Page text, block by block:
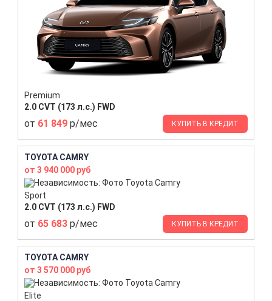
Premium
2.0 CVT (173 л.с.) FWD
от 61 849 р/мес КУПИТЬ В КРЕДИТ
TOYOTA CAMRY
от 3 940 000 руб
Sport
2.0 CVT (173 л.с.) FWD
от 65 683 р/мес КУПИТЬ В КРЕДИТ
TOYOTA CAMRY
от 3 570 000 руб
Elite